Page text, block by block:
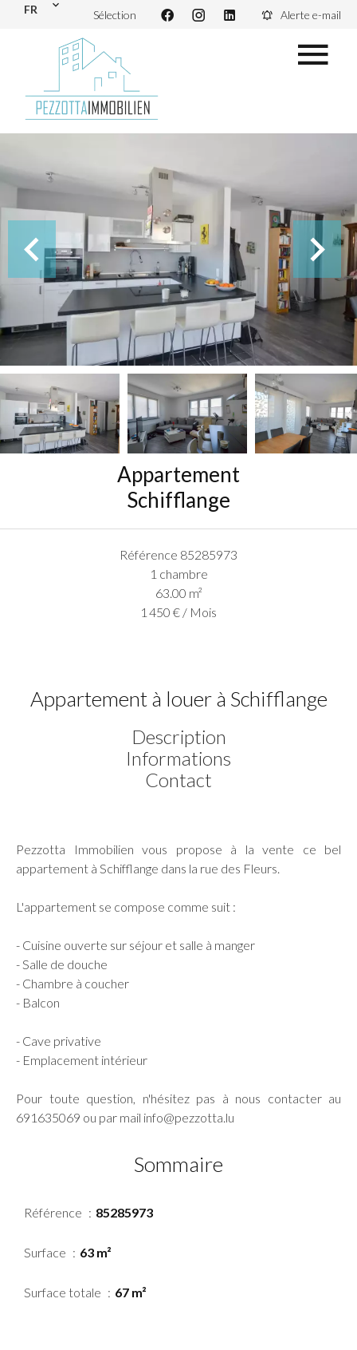
FR Sélection Alerte e-mail
Appartement
Schifflange
Référence 85285973
1 chambre
63.00 m²
1 450 € / Mois
Appartement à louer à Schifflange
Description
Informations
Contact
Pezzotta Immobilien vous propose à la vente ce bel
appartement à Schifflange dans la rue des Fleurs.
L'appartement se compose comme suit :
- Cuisine ouverte sur séjour et salle à manger
- Salle de douche
- Chambre à coucher
- Balcon
- Cave privative
- Emplacement intérieur
Pour toute question, n'hésitez pas à nous contacter au
691635069 ou par mail info@pezzotta.lu
Sommaire
Référence 85285973
Surface 63 m²
Surface totale 67 m²